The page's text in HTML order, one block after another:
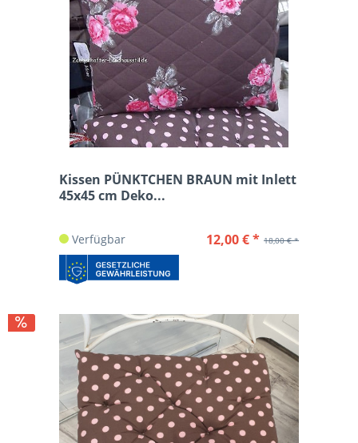
Kissen PÜNKTCHEN BRAUN mit Inlett
45x45 cm Deko...
Verfügbar 18,00 € *
12,00 € *